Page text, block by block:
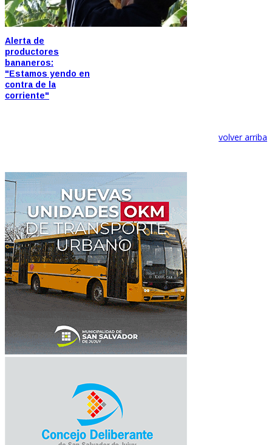
Alerta de
productores
bananeros:
"Estamos yendo en
contra de la
corriente"
volver arriba